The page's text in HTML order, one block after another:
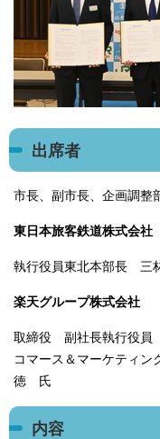
出席者
市長、副市長、企画調整
東日本旅客鉄道株式会社
執行役員東北本部長
楽天グループ株式会社
取締役 副社長執行役員
コマース＆マーケティ
徳 氏
内容